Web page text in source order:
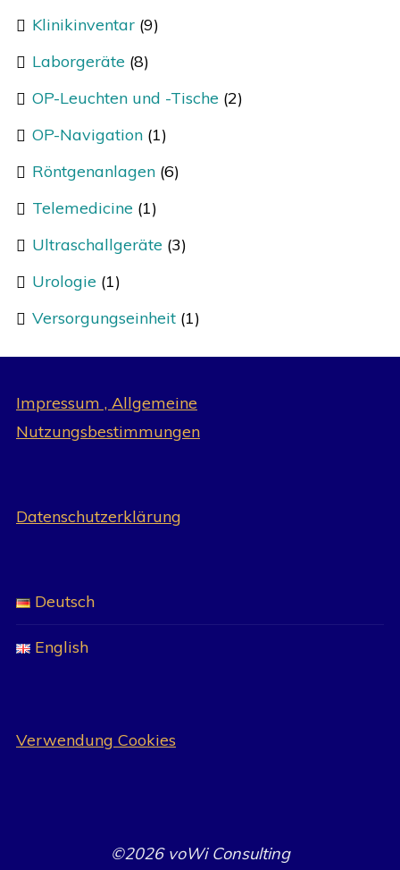
Klinikinventar (9)
Laborgeräte (8)
OP-Leuchten und -Tische (2)
OP-Navigation (1)
Röntgenanlagen (6)
Telemedicine (1)
Ultraschallgeräte (3)
Urologie (1)
Versorgungseinheit (1)
Impressum , Allgemeine
Nutzungsbestimmungen
Datenschutzerklärung
Deutsch
English
Verwendung Cookies
©2026 voWi Consulting